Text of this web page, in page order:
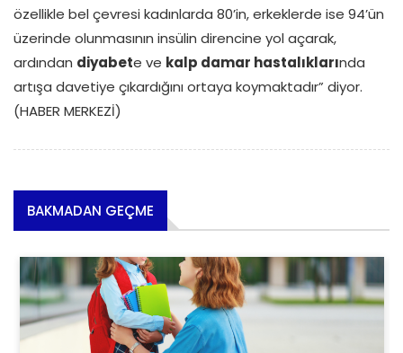
özellikle bel çevresi kadınlarda 80’in, erkeklerde ise 94’ün
üzerinde olunmasının insülin direncine yol açarak,
ardından diyabete ve kalp damar hastalıklarında
artışa davetiye çıkardığını ortaya koymaktadır” diyor.
(HABER MERKEZİ)
BAKMADAN GEÇME